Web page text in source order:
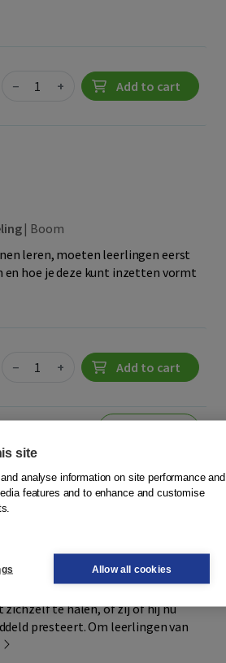
Quantity
− + Add to cart
| Boom
leren, moeten leerlingen eerst
hoe je deze kunt inzetten vormt
Quantity
− + Add to cart
leren met
te halen, of zij of hij nu
presteert. Om leerlingen van
site
analyse information on site performance and
features and to enhance and customise
Allow all cookies